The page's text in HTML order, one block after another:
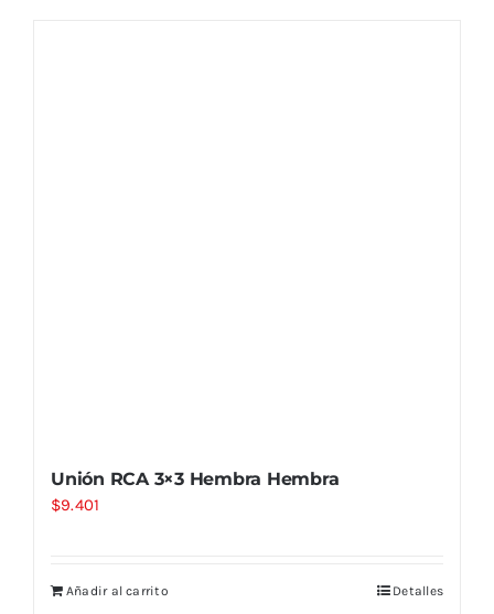
Unión RCA 3×3 Hembra Hembra
$9.401
Añadir al carrito Detalles